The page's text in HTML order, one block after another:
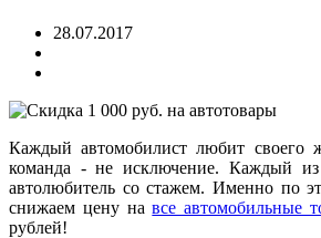
28.07.2017
Каждый автомобилист любит своего
команда - не исключение. Каждый из
автолюбитель со стажем. Именно по
снижаем цену навсе автомобильные
рублей!